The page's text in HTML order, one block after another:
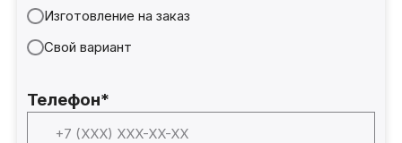
Изготовление на заказ
Свой вариант
Телефон*